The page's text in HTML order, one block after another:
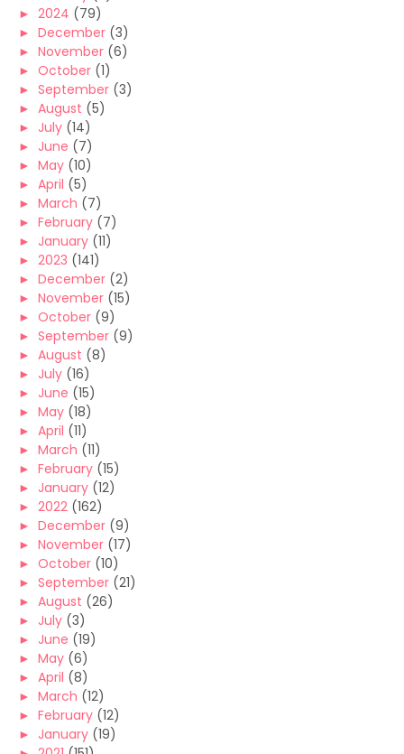
► 2024 (79)
► December (3)
► November (6)
► October (1)
► September (3)
► August (5)
► July (14)
► June (7)
► May (10)
► April (5)
► March (7)
► February (7)
► January (11)
► 2023 (141)
► December (2)
► November (15)
► October (9)
► September (9)
► August (8)
► July (16)
► June (15)
► May (18)
► April (11)
► March (11)
► February (15)
► January (12)
► 2022 (162)
► December (9)
► November (17)
► October (10)
► September (21)
► August (26)
► July (3)
► June (19)
► May (6)
► April (8)
► March (12)
► February (12)
► January (19)